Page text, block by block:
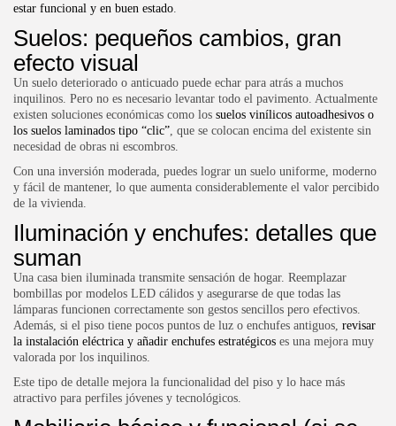
estar funcional y en buen estado
Suelos: pequeños cambios, gran
efecto visual
Un suelo deteriorado o anticuado puede echar para atrás a muchos
inquilinos. Pero no es necesario levantar todo el pavimento. Actualmente
existen soluciones económicas como los suelos vinílicos autoadhesivos o
los suelos laminados tipo “clic” , que se colocan encima del existente sin
necesidad de obras ni escombros.
Con una inversión moderada, puedes lograr un suelo uniforme, moderno
y fácil de mantener, lo que aumenta considerablemente el valor percibido
de la vivienda.
Iluminación y enchufes: detalles que
suman
Una casa bien iluminada transmite sensación de hogar. Reemplazar
bombillas por modelos LED cálidos y asegurarse de que todas las
lámparas funcionen correctamente son gestos sencillos pero efectivos.
Además, si el piso tiene pocos puntos de luz o enchufes antiguos, revisar
la instalación eléctrica y añadir enchufes estratégicos es una mejora muy
valorada por los inquilinos.
Este tipo de detalle mejora la funcionalidad del piso y lo hace más
atractivo para perfiles jóvenes y tecnológicos.